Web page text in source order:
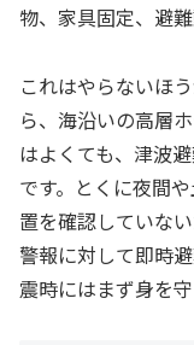
物、家具固定、避
これはやらないほ
ら、海沿いの高層
はよくても、津波
です。とくに夜間
置を確認していな
警報に対して即時
震時にはまず身を